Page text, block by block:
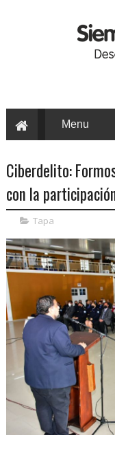
Ciberdelito:
con la
Tapa